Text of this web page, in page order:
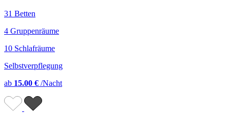
31 Betten
4 Gruppenräume
10 Schlafräume
Selbstverpflegung
ab 15.00 € /Nacht